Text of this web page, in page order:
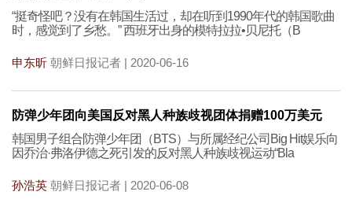
“挺奇怪吧？没有在韩国生活过，却在听到1990年代的韩国歌曲
时，感觉到了乡愁。” 西班牙出身的模特拉拉•贝尼托（B
申东昕 朝鲜日报记者 | 2020-06-16
防弹少年团向美国反对黑人种族歧视团体捐赠100万美元
韩国男子组合防弹少年团（BTS）与所属经纪公司Big Hit娱乐向
因乔治·弗洛伊德之死引发的反对黑人种族歧视运动“Bla
孙浩英 朝鲜日报记者 | 2020-06-08